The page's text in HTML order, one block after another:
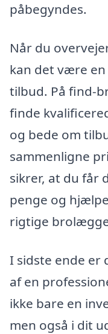
påbegyndes.
Når du
kan det være
tilbud. På find-
finde
og bede om
sammenligne
sikrer, at du får
penge og
rigtige
I sidste ende er
af en
ikke bare en
men også i dit